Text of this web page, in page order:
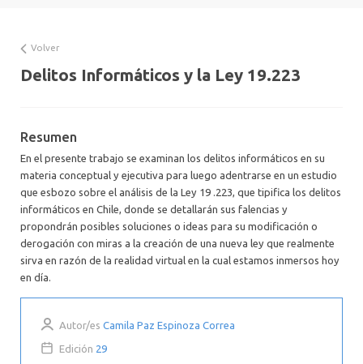
Volver
Delitos Informáticos y la Ley 19.223
Resumen
En el presente trabajo se examinan los delitos informáticos en su
materia conceptual y ejecutiva para luego adentrarse en un estudio
que esbozo sobre el análisis de la Ley 19 .223, que tipifica los delitos
informáticos en Chile, donde se detallarán sus falencias y
propondrán posibles soluciones o ideas para su modificación o
derogación con miras a la creación de una nueva ley que realmente
sirva en razón de la realidad virtual en la cual estamos inmersos hoy
en día.
Autor/es Camila Paz Espinoza Correa
Edición 29